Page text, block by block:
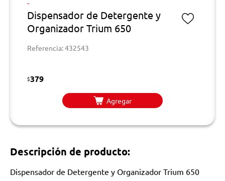
-
Dispensador de Detergente y
Organizador Trium 650
Referencia: 432543
$379
Agregar
Descripción de producto:
Dispensador de Detergente y Organizador Trium 650